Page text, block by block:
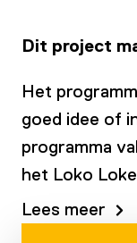
Dit project
Het
goed idee of
programma
het Loko
Lees meer